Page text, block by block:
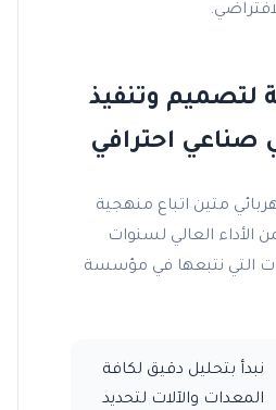
لتصميم وتنفيذ
صناعي احترافي
متين اتباع منهجية
العالي لسنوات
التي نتبعها في مؤسسة
نبدأ بتحليل دقيق لكافة
المعدات والآلات لتحديد